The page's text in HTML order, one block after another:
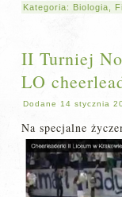
Kategoria: Biologia
II Turniej
LO
Dodane 14 stycznia
Na specjalne